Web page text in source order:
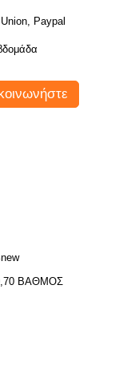
Paypal
ΒΑΘΜΟΣ